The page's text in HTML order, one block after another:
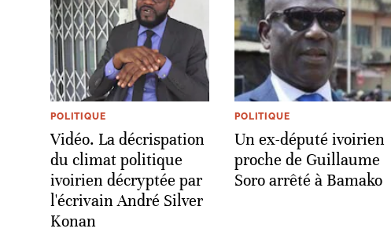
POLITIQUE
Vidéo. La décrispation
du climat politique
ivoirien décryptée par
l'écrivain André Silver
Konan
POLITIQUE
Un ex-député ivoirien
proche de Guillaume
Soro arrêté à Bamako